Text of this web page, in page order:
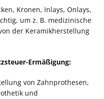
Kronen, Inlays, Onlays,
um z. B. medizinische
der Keramikherstellung
Ermäßigung:
von Zahnprothesen,
und